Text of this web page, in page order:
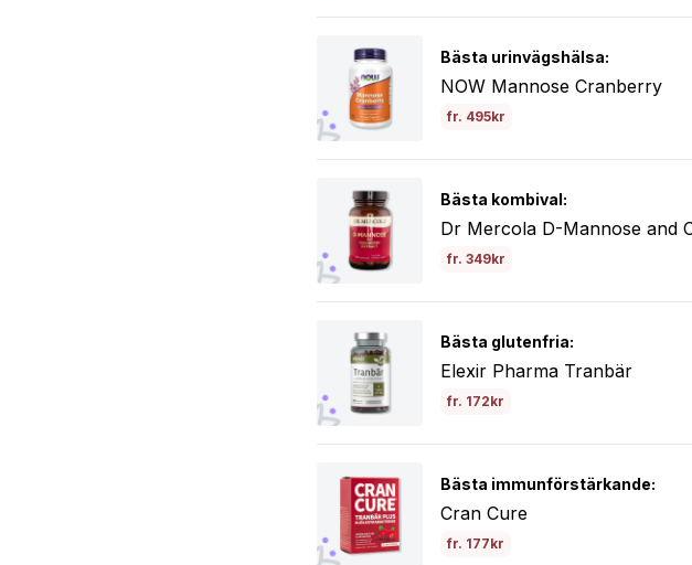
Bästa urinvägshälsa:
NOW Mannose Cranberry
fr. 495kr
Bästa kombival:
Dr Mercola D-Mannose and
fr. 349kr
Bästa glutenfria:
Elexir Pharma Tranbär
fr. 172kr
Bästa immunförstärkande:
Cran Cure
fr. 177kr